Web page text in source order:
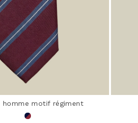
homme motif régiment